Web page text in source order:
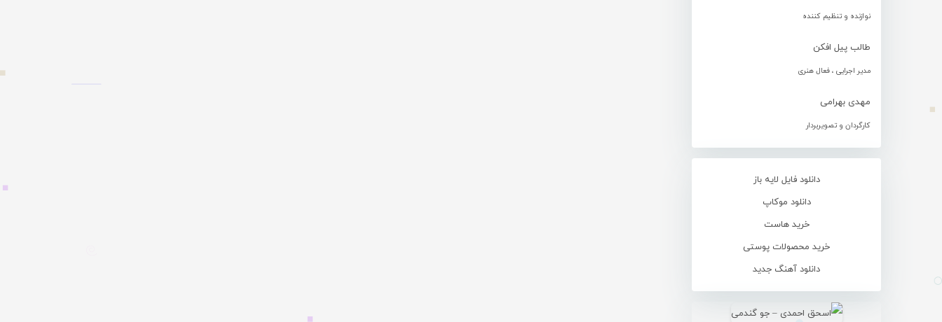
نوازنده و تنظیم کننده
طالب پیل افکن
مدیر اجرایی ، فعال هنری
مهدی بهرامی
کارگردان و تصویربردار
دانلود فایل لایه باز
دانلود موکاپ
خرید هاست
خرید محصولات پوستی
دانلود آهنگ جدید